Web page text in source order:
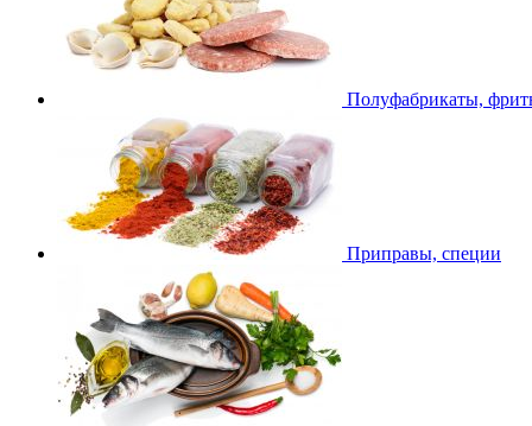
Полуфабрикаты,
Приправы, специи